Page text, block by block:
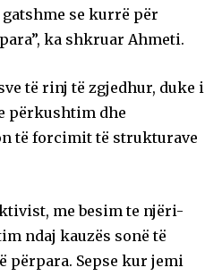
se kurrë për
ka shkruar Ahmeti.
të rinj të zgjedhur, duke i
përkushtim dhe
të forcimit të strukturave
me besim te njëri-
ndaj kauzës sonë të
përpara. Sepse kur jemi